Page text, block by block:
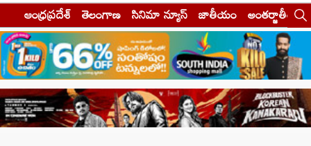
ఆంధ్రప్రదేశ్ తెలంగాణ సినిమా న్యూస్ జాతీయం అంతర్జాతీయం